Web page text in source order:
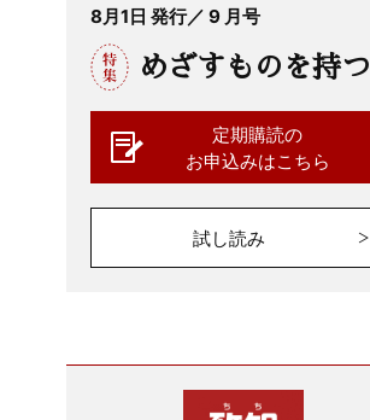
8月1日 発行／ 9 月号
めざすものを持つ
定期購読の
お申込みはこちら
試し読み